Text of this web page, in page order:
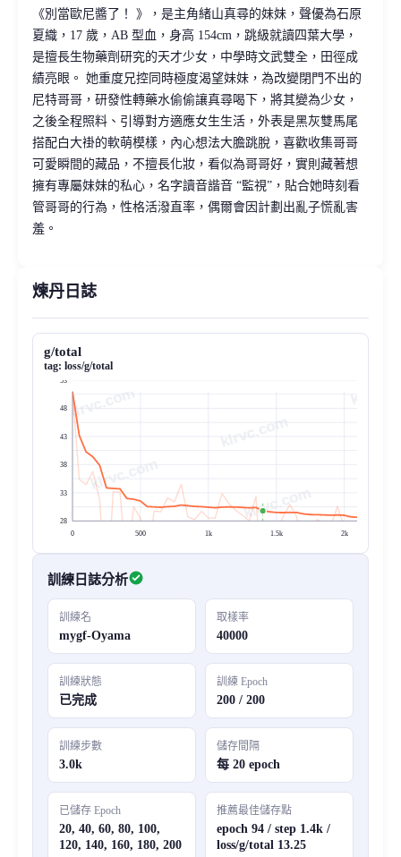
《別當歐尼醬了！ 》，是主角緒山真尋的妹妹，聲優為石原
夏織，17 歲，AB 型血，身高 154cm，跳級就讀四葉大學，
是擅長生物藥劑研究的天才少女，中學時文武雙全，田徑成
績亮眼。 她重度兄控同時極度渴望妹妹，為改變閉門不出的
尼特哥哥，研發性轉藥水偷偷讓真尋喝下，將其變為少女，
之後全程照料、引導對方適應女生生活，外表是黑灰雙馬尾
搭配白大褂的軟萌模樣，內心想法大膽跳脫，喜歡收集哥哥
可愛瞬間的藏品，不擅長化妝，看似為哥哥好，實則藏著想
擁有專屬妹妹的私心，名字讀音諧音 “監視”，貼合她時刻看
管哥哥的行為，性格活潑直率，偶爾會因計劃出亂子慌亂害
羞。
煉丹日誌
g/total
tag: loss/g/total
klrvc.com
28
33
38
43
48
53
0 500 1k 1.5k 2k
訓練日誌分析
訓練名
mygf-Oyama
取樣率
40000
訓練狀態
已完成
訓練 Epoch
200 / 200
訓練步數
3.0k
儲存間隔
每 20 epoch
已儲存 Epoch
20, 40, 60, 80, 100,
120, 140, 160, 180, 200
推薦最佳儲存點
epoch 94 / step 1.4k /
loss/g/total 13.25